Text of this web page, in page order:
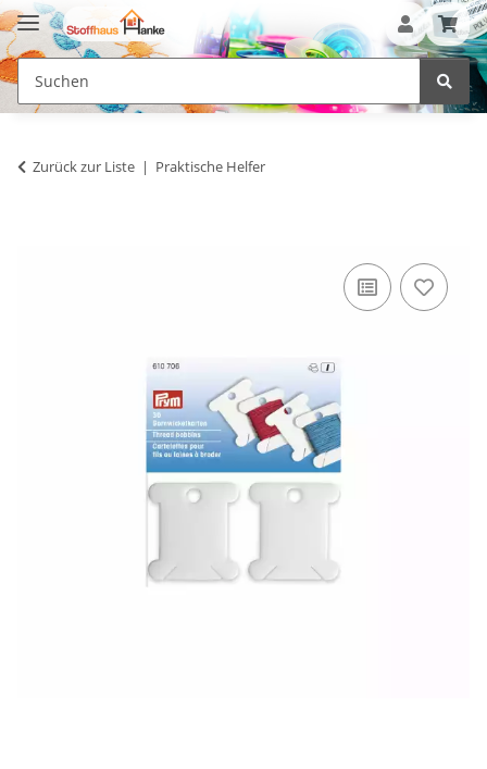
Zurück zur Liste Praktische Helfer